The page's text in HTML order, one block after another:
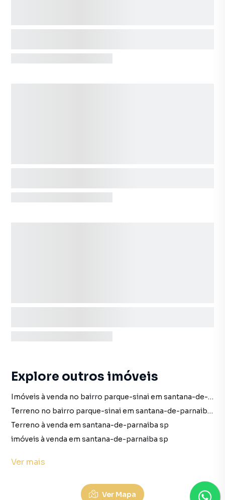
Explore outros imóveis
Imóveis à venda no bairro parque-sinai em santana-de-parnaiba sp
Terreno no bairro parque-sinai em santana-de-parnaiba sp
Terreno à venda em santana-de-parnaiba sp
imóveis à venda em santana-de-parnaiba sp
Casa para alugar no bairro residencial-onze-alphaville em santana-de-parnaiba sp com 2 vagas
Imóveis à venda no bairro residencial-onze-alphaville em santana-de-parnaiba sp
Ver mais
Ver Mapa